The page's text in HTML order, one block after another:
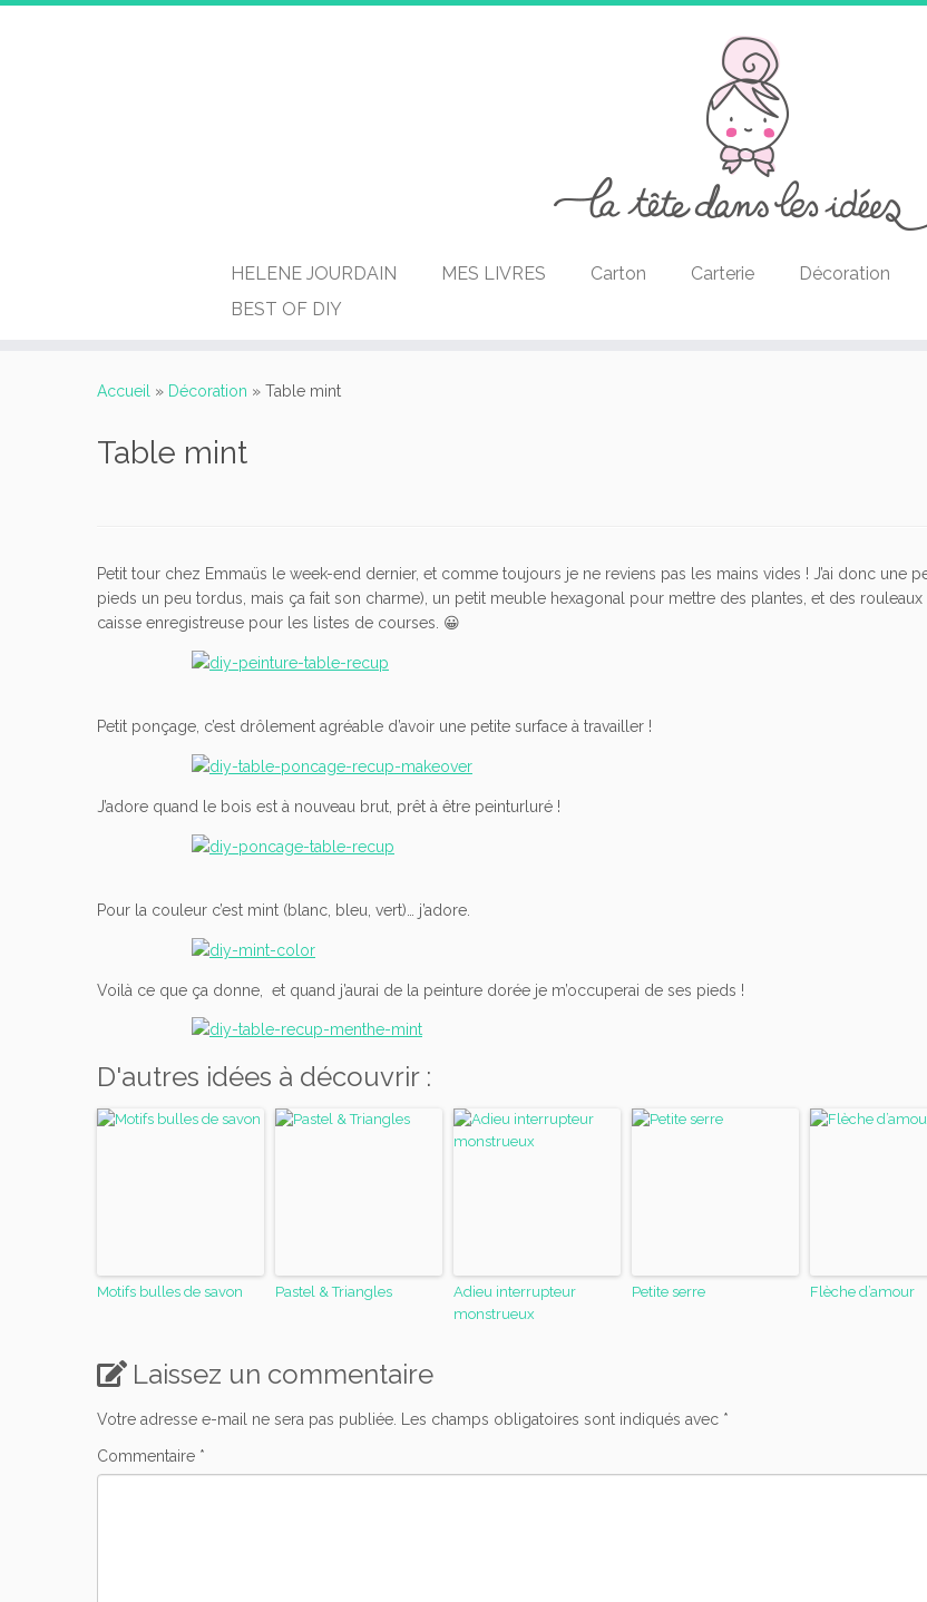
HELENE JOURDAIN MES LIVRES Carton Carterie Décoration
BEST OF DIY
Accueil » Décoration » Table mint
Table mint
Petit tour chez Emmaüs le week-end dernier, et comme toujours je ne reviens pas les mains vides ! J’ai donc une
pieds un peu tordus, mais ça fait son charme), un petit meuble hexagonal pour mettre des plantes, et des
caisse enregistreuse pour les listes de courses. 😀
Petit ponçage, c’est drôlement agréable d’avoir une petite surface à travailler !
J’adore quand le bois est à nouveau brut, prêt à être peinturluré !
Pour la couleur c’est mint (blanc, bleu, vert)… j’adore.
Voilà ce que ça donne, et quand j’aurai de la peinture dorée je m’occuperai de ses pieds !
D'autres idées à découvrir :
Motifs bulles de savon Pastel & Triangles
Adieu interrupteur
monstrueux
Petite serre Flèche d’amour
Laissez un commentaire
Votre adresse e-mail ne sera pas publiée. Les champs obligatoires sont indiqués avec *
Commentaire *